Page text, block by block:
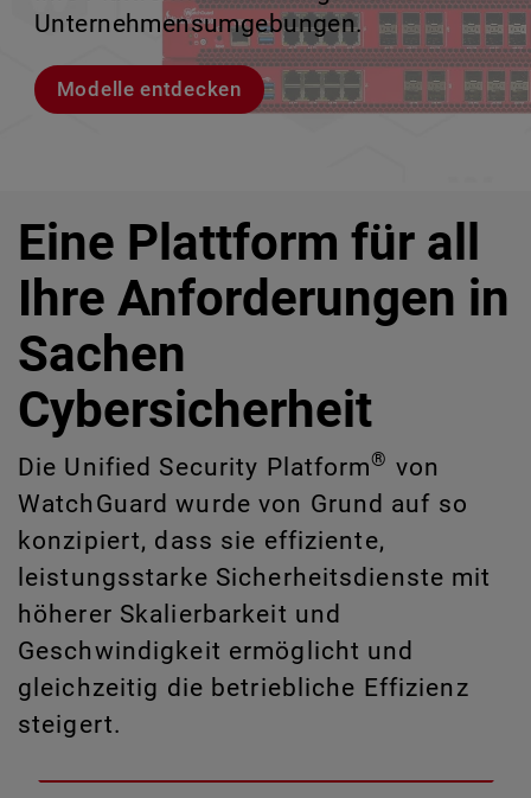
Unternehmensumgebungen.
Modelle entdecken
IT-Risiken zu identifizieren, die manuell
schwer erkennbar sind.
CloudDR entdecken
zu verlieren.
Lernen Sie Rai kennen
ermöglicht.
Lernen Sie WatchGuard EDR kennen
Eine Plattform für all
Ihre Anforderungen in
Sachen
Cybersicherheit
Die Unified Security Platform® von
WatchGuard wurde von Grund auf so
konzipiert, dass sie effiziente,
leistungsstarke Sicherheitsdienste mit
höherer Skalierbarkeit und
Geschwindigkeit ermöglicht und
gleichzeitig die betriebliche Effizienz
steigert.